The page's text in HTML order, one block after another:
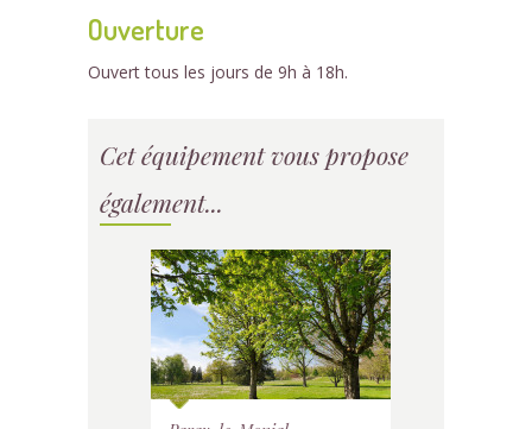
Ouverture
Ouvert tous les jours de 9h à 18h.
Cet équipement vous propose
également...